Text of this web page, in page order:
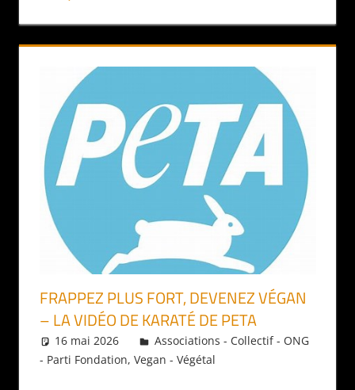
FRAPPEZ PLUS FORT, DEVENEZ VÉGAN
– LA VIDÉO DE KARATÉ DE PETA
16 mai 2026 Daniel
Associations - Collectif - ONG
- Parti Fondation, Vegan - Végétal